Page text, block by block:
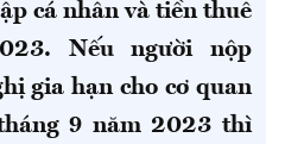
cá nhân và tiền thuê
Nếu người nộp
gia hạn cho cơ quan
9 năm 2023 thì